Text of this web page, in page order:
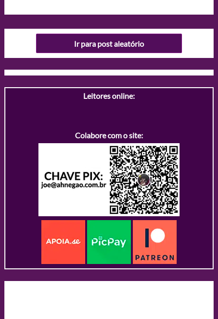
Ir para post aleatório
Leitores online:
Colabore com o site: